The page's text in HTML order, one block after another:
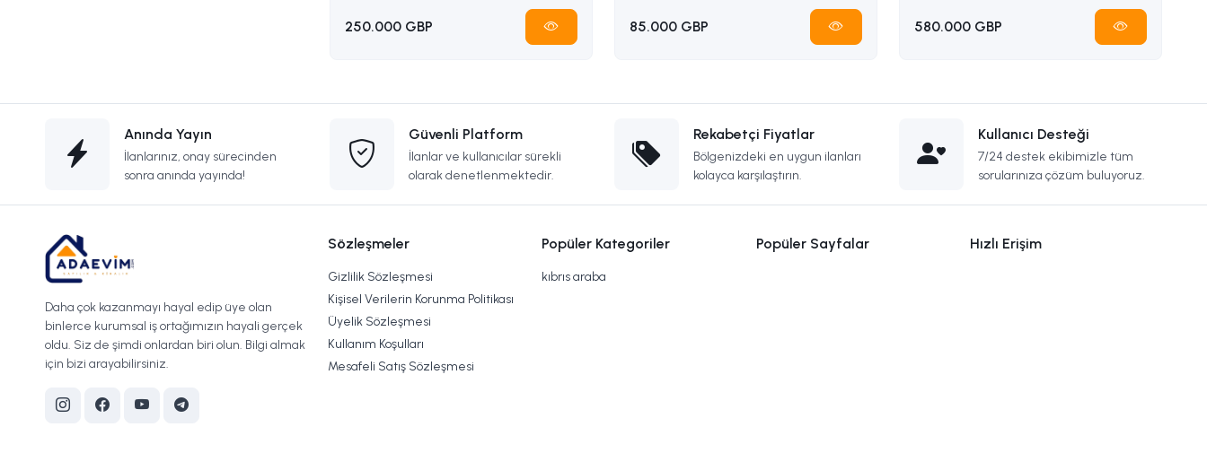
250.000 GBP 85.000 GBP 580.000 GBP
Anında Yayın
İlanlarınız, onay sürecinden
sonra anında yayında!
Güvenli Platform
İlanlar ve kullanıcılar sürekli
olarak denetlenmektedir.
Rekabetçi Fiyatlar
Bölgenizdeki en uygun ilanları
kolayca karşılaştırın.
Kullanıcı Desteği
7/24 destek ekibimizle tüm
sorularınıza çözüm buluyoruz.
Daha çok kazanmayı hayal edip üye olan
binlerce kurumsal iş ortağımızın hayali gerçek
oldu. Siz de şimdi onlardan biri olun. Bilgi almak
için bizi arayabilirsiniz.
Sözleşmeler
Gizlilik Sözleşmesi
Kişisel Verilerin Korunma Politikası
Üyelik Sözleşmesi
Kullanım Koşulları
Mesafeli Satış Sözleşmesi
Popüler Kategoriler
kıbrıs araba
Popüler Sayfalar Hızlı Erişim